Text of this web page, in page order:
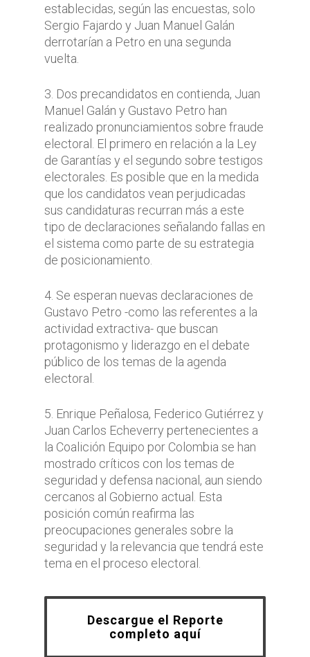
establecidas, según las encuestas, solo
Sergio Fajardo y Juan Manuel Galán
derrotarían a Petro en una segunda
vuelta.
3. Dos precandidatos en contienda, Juan
Manuel Galán y Gustavo Petro han
realizado pronunciamientos sobre fraude
electoral. El primero en relación a la Ley
de Garantías y el segundo sobre testigos
electorales. Es posible que en la medida
que los candidatos vean perjudicadas
sus candidaturas recurran más a este
tipo de declaraciones señalando fallas en
el sistema como parte de su estrategia
de posicionamiento.
4. Se esperan nuevas declaraciones de
Gustavo Petro -como las referentes a la
actividad extractiva- que buscan
protagonismo y liderazgo en el debate
público de los temas de la agenda
electoral.
5. Enrique Peñalosa, Federico Gutiérrez y
Juan Carlos Echeverry pertenecientes a
la Coalición Equipo por Colombia se han
mostrado críticos con los temas de
seguridad y defensa nacional, aun siendo
cercanos al Gobierno actual. Esta
posición común reafirma las
preocupaciones generales sobre la
seguridad y la relevancia que tendrá este
tema en el proceso electoral.
Descargue el Reporte
completo aquí